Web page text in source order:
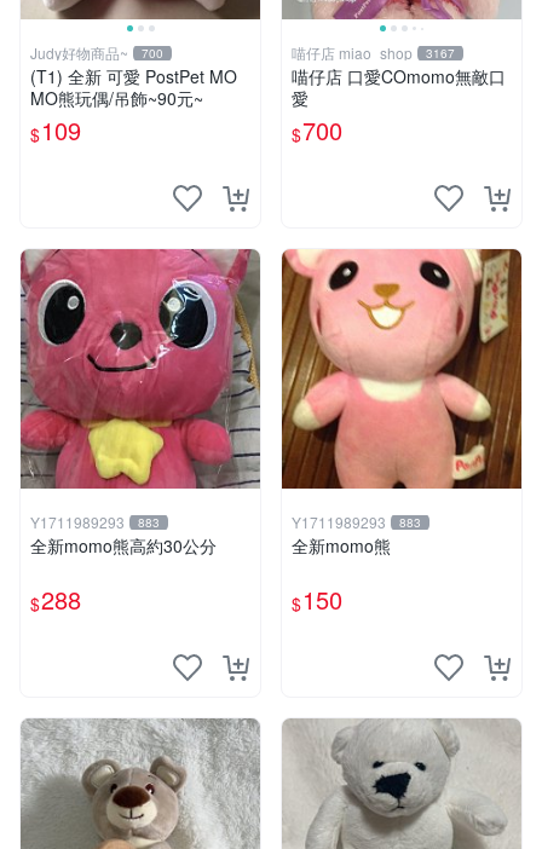
Judy好物商品~ 700
(T1) 全新 可愛 PostPet MO
MO熊玩偶/吊飾~90元~
$109
喵仔店 miao_shop 3167
喵仔店 口愛COmomo無敵口
愛
$700
Y1711989293 883
全新momo熊高約30公分
$288
Y1711989293 883
全新momo熊
$150